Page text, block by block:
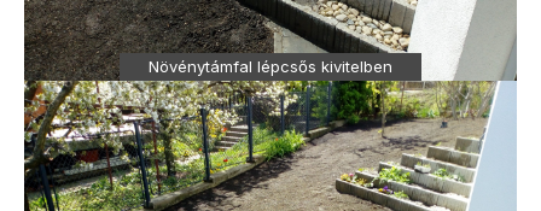
Növénytámfal lépcsős kivitelben